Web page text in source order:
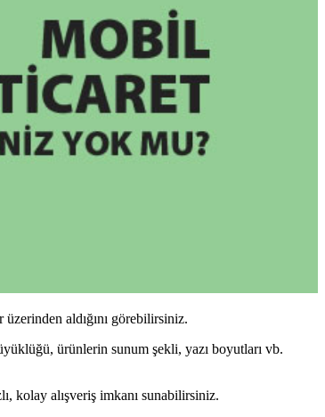
aldığını görebilirsiniz.
ürünlerin sunum şekli, yazı boyutları vb.
kolay alışveriş imkanı sunabilirsiniz.